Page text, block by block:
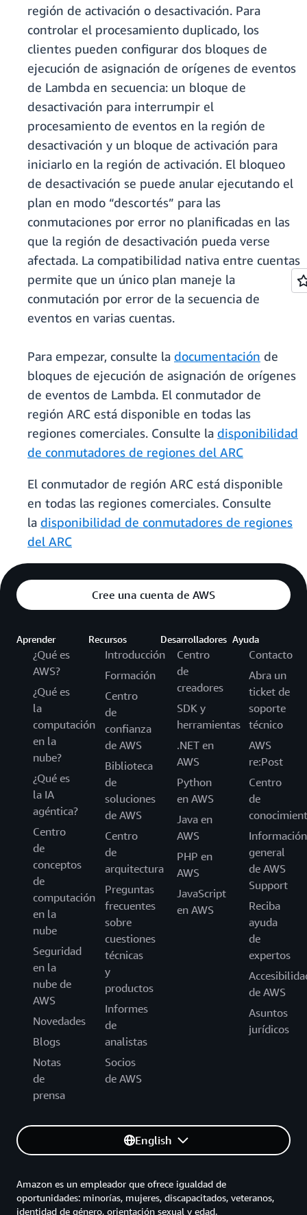
región de activación o desactivación. Para
controlar el procesamiento duplicado, los
clientes pueden configurar dos bloques de
ejecución de asignación de orígenes de eventos
de Lambda en secuencia: un bloque de
desactivación para interrumpir el
procesamiento de eventos en la región de
desactivación y un bloque de activación para
iniciarlo en la región de activación. El bloqueo
de desactivación se puede anular ejecutando el
plan en modo “descortés” para las
conmutaciones por error no planificadas en las
que la región de desactivación pueda verse
afectada. La compatibilidad nativa entre cuentas
permite que un único plan maneje la
conmutación por error de la secuencia de
eventos en varias cuentas.
Para empezar, consulte la documentación de
bloques de ejecución de asignación de orígenes
de eventos de Lambda. El conmutador de
región ARC está disponible en todas las
regiones comerciales. Consulte la disponibilidad
de conmutadores de regiones del ARC
El conmutador de región ARC está disponible
en todas las regiones comerciales. Consulte
la disponibilidad de conmutadores de regiones
del ARC
Cree una cuenta de AWS
Aprender
¿Qué es
AWS?
¿Qué es
la
computación
en la
nube?
¿Qué es
la IA
agéntica?
Centro
de
conceptos
de
computación
en la
nube
Seguridad
en la
nube de
AWS
Novedades
Blogs
Notas
de
prensa
Recursos
Introducción
Formación
Centro
de
confianza
de AWS
Biblioteca
de
soluciones
de AWS
Centro
de
arquitectura
Preguntas
frecuentes
sobre
cuestiones
técnicas
y
productos
Informes
de
analistas
Socios
de AWS
Desarrolladores
Centro
de
creadores
SDK y
herramientas
.NET en
AWS
Python
en AWS
Java en
AWS
PHP en
AWS
JavaScript
en AWS
Ayuda
Contacto
Abra un
ticket de
soporte
técnico
AWS
re:Post
Centro
de
Información
general
de AWS
Support
Reciba
ayuda
de
expertos
de AWS
Asuntos
jurídicos
English
Amazon es un empleador que ofrece igualdad de
oportunidades: minorías, mujeres, discapacitados, veteranos,
identidad de género, orientación sexual y edad.